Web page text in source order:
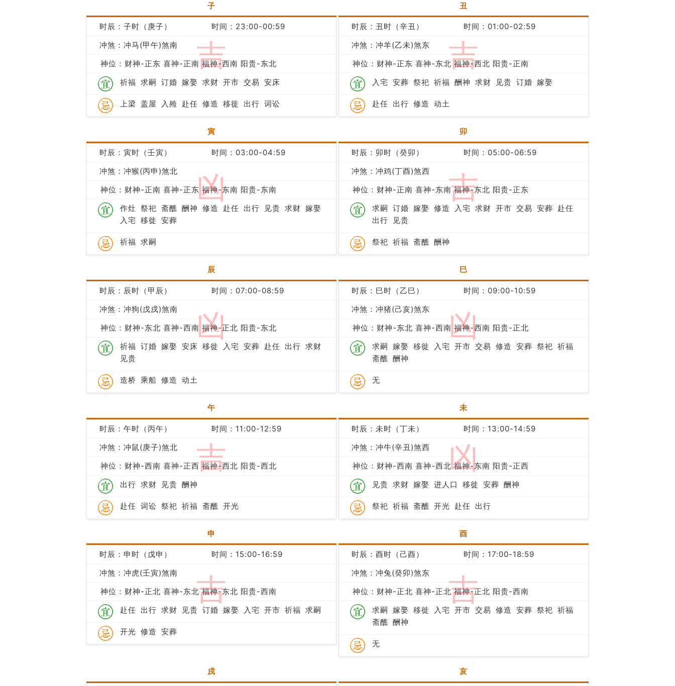
子
吉
时辰：子时（庚子）
时间：23:00-00:59
冲煞：冲马(甲午)煞南
神位：财神-正东 喜神-正南 福神-西南 阳贵-东北
祈福 求嗣 订婚 嫁娶 求财 开市 交易 安床
上梁 盖屋 入殓 赴任 修造 移徙 出行 词讼
丑
吉
时辰：丑时（辛丑）
时间：01:00-02:59
冲煞：冲羊(乙未)煞东
神位：财神-正东 喜神-东北 福神-西北 阳贵-正南
入宅 安葬 祭祀 祈福 酬神 求财 见贵 订婚 嫁娶
赴任 出行 修造 动土
寅
凶
时辰：寅时（壬寅）
时间：03:00-04:59
冲煞：冲猴(丙申)煞北
神位：财神-正南 喜神-正东 福神-东南 阳贵-东南
作灶 祭祀 斋醮 酬神 修造 赴任 出行 见贵 求财 嫁娶
入宅 移徙 安葬
祈福 求嗣
卯
吉
时辰：卯时（癸卯）
时间：05:00-06:59
冲煞：冲鸡(丁酉)煞西
神位：财神-正南 喜神-东南 福神-东北 阳贵-正东
求嗣 订婚 嫁娶 修造 入宅 求财 开市 交易 安葬 赴任
出行
见贵
祭祀 祈福 斋醮 酬神
辰
凶
时辰：辰时（甲辰）
时间：07:00-08:59
冲煞：冲狗(戊戌)煞南
神位：财神-东北 喜神-西南 福神-正北 阳贵-东北
祈福 订婚 嫁娶 安床 移徙 入宅 安葬 赴任 出行 求财
见贵
造桥 乘船 修造 动土
巳
凶
时辰：巳时（乙巳）
时间：09:00-10:59
冲煞：冲猪(己亥)煞东
神位：财神-东北 喜神-西南 福神-西南 阳贵-正北
求嗣 嫁娶 移徙 入宅 开市 交易 修造 安葬 祭祀 祈福
斋醮 酬神
无
午
吉
时辰：午时（丙午）
时间：11:00-12:59
冲煞：冲鼠(庚子)煞北
神位：财神-西南 喜神-正西 福神-西北 阳贵-西北
出行 求财 见贵 酬神
赴任 词讼 祭祀 祈福 斋醮 开光
未
凶
时辰：未时（丁未）
时间：13:00-14:59
冲煞：冲牛(辛丑)煞西
神位：财神-西南 喜神-西北 福神-东南 阳贵-正西
见贵 求财 嫁娶 进人口 移徙 安葬 酬神
祭祀 祈福 斋醮 开光 赴任 出行
申
吉
时辰：申时（戊申）
时间：15:00-16:59
冲煞：冲虎(壬寅)煞南
神位：财神-正北 喜神-东北 福神-东北 阳贵-西南
赴任 出行 求财 见贵 订婚 嫁娶 入宅 开市 祈福 求嗣
开光 修造 安葬
酉
吉
时辰：酉时（己酉）
时间：17:00-18:59
冲煞：冲兔(癸卯)煞东
神位：财神-正北 喜神-正北 福神-正北 阳贵-西南
求嗣 嫁娶 移徙 入宅 开市 交易 修造 安葬 祭祀 祈福
斋醮 酬神
无
戌 亥